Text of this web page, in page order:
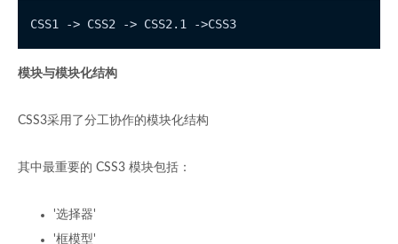
模块与模块化结构
CSS3采用了分工协作的模块化结构
其中最重要的 CSS3 模块包括：
'选择器'
'框模型'